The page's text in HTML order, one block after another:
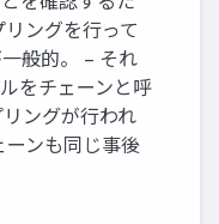
ングを行って
般的。 – それ
をチェーンと呼
ングが行われ
ンも同じ事後